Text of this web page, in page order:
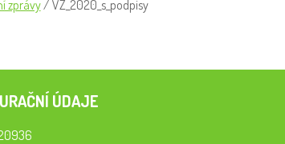
zprávy/ VZ_2020_s_podpisy
ÚDAJE